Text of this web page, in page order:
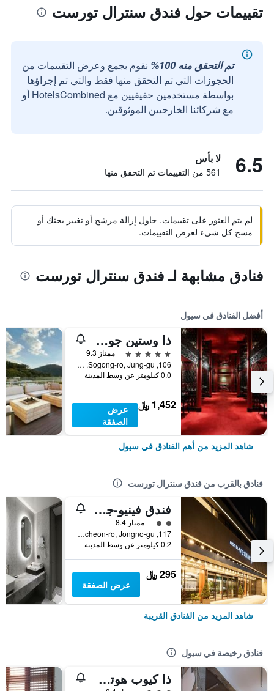
تقييمات حول فندق سنترال تورست
تم التحقق منه 100%
نقوم بجمع وعرض التقييمات من
الحجوزات التي تم التحقق منها فقط والتي تم إجراؤها
بواسطة مستخدمين حقيقيين مع HotelsCombined أو
مع شركائنا الخارجيين الموثوقين.
6.5 لا بأس
561 من التقييمات تم التحقق منها
لم يتم العثور على تقييمات. حاول إزالة مرشح أو تغيير بحثك أو
مسح كل شيء لعرض التقييمات.
فنادق مشابهة لـ فندق سنترال تورست
أفضل الفنادق في سيول
ذا وستين جوسون سول
5 نجوم
ممتاز 9.3
106, Sogong-ro, Jung-gu, سيول, كوريا الجنوبية
0.0 كيلومتر عن وسط المدينة
1,452 ﷼
عرض
الصفقة
شاهد المزيد من أهم الفنادق في سيول
فنادق بالقرب من فندق سنترال تورست
فندق فينيو-جي سيول
تقييم فئة 2
ممتاز 8.4
117, Cheonggyecheon-ro, Jongno-gu, سيول, كوريا الجنوبية
0.2 كيلومتر عن وسط المدينة
295 ﷼
عرض الصفقة
شاهد المزيد من الفنادق القريبة
فنادق رخيصة في سيول
ذا كيوب هوتل - دار ضيافة